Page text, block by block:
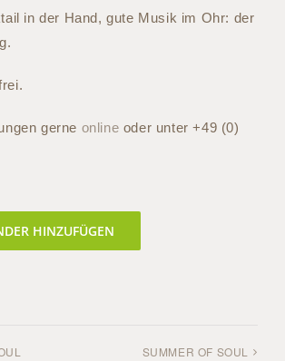
in der Hand, gute Musik im Ohr: der
gerne online oder unter+49 (0)
HINZUFÜGEN
SUMMER OF SOUL